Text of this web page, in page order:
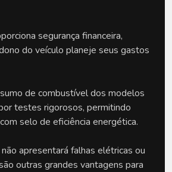
segurança financeira,
do veículo planeje seus gastos
de combustível dos modelos
testes rigorosos, permitindo
selo de eficiência energética.
apresentará falhas elétricas ou
outras grandes vantagens para